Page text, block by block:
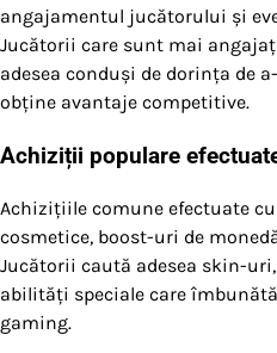
angajamentul jucătorului și
Jucătorii care sunt mai
adesea conduși de dorința de
obține avantaje competitive.
Achiziții populare
Achizițiile comune efectuate
cosmetice, boost-uri de
Jucătorii caută adesea skin-
abilități speciale care
gaming.